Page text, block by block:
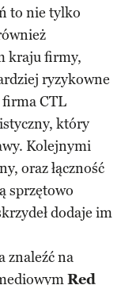
to nie tylko
kraju firmy,
ryzykowne
firma CTL
który
Kolejnymi
oraz łączność
sprzętowo
dodaje im
znaleźć na
Red